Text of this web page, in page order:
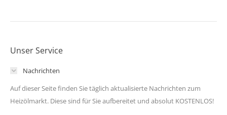
Unser Service
Nachrichten
Auf dieser Seite finden Sie täglich aktualisierte Nachrichten zum
Heizölmarkt. Diese sind für Sie aufbereitet und absolut KOSTENLOS!